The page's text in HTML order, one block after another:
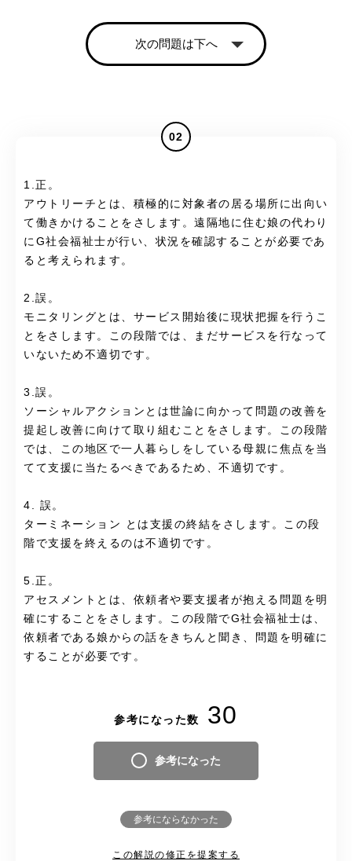
次の問題は下へ
02
1.正。
アウトリーチとは、積極的に対象者の居る場所に出向い
て働きかけることをさします。遠隔地に住む娘の代わり
にG社会福祉士が行い、状況を確認することが必要であ
ると考えられます。
2.誤。
モニタリングとは、サービス開始後に現状把握を行うこ
とをさします。この段階では、まだサービスを行なって
いないため不適切です。
3.誤。
ソーシャルアクションとは世論に向かって問題の改善を
提起し改善に向けて取り組むことをさします。この段階
では、この地区で一人暮らしをしている母親に焦点を当
てて支援に当たるべきであるため、不適切です。
4. 誤。
ターミネーション とは支援の終結をさします。この段
階で支援を終えるのは不適切です。
5.正。
アセスメントとは、依頼者や要支援者が抱える問題を明
確にすることをさします。この段階でG社会福祉士は、
依頼者である娘からの話をきちんと聞き、問題を明確に
することが必要です。
参考になった数 30
参考になった
参考にならなかった
この解説の修正を提案する